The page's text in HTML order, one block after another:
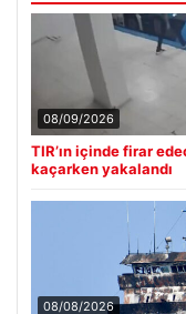
08/09/2026
TIR’ın içinde firar
kaçarken yakalandı
08/08/2026